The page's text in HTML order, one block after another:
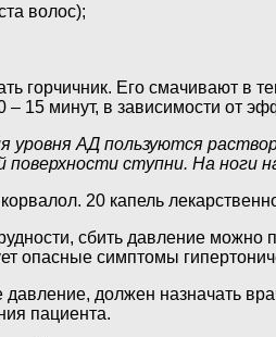
волос);
горчичник. Его смачивают в
15 минут, в зависимости от
уровня АД пользуются
поверхности ступни. На ноги
20 капель
сбить давление
опасные симптомы
должен назначать
пациента.